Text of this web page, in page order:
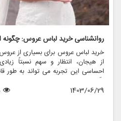
خرید لباس عروس برای بسیاری از
از هیجان، انتظار و سهم نسبتاً
احساسی این تجربه می تواند به طور
بگذارد و منجر به انتخاب هایی شود
روانی عمیق تری را نیز منعکس می کند.
1403/06/29